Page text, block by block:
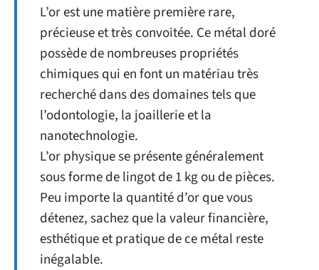
L’or est une matière première rare,
précieuse et très convoitée. Ce métal doré
possède de nombreuses propriétés
chimiques qui en font un matériau très
recherché dans des domaines tels que
l’odontologie, la joaillerie et la
nanotechnologie.
L’or physique se présente généralement
sous forme de lingot de 1 kg ou de pièces.
Peu importe la quantité d’or que vous
détenez, sachez que la valeur financière,
esthétique et pratique de ce métal reste
inégalable.